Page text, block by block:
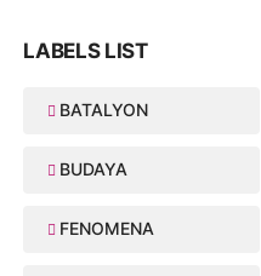
LABELS LIST
BATALYON
BUDAYA
FENOMENA